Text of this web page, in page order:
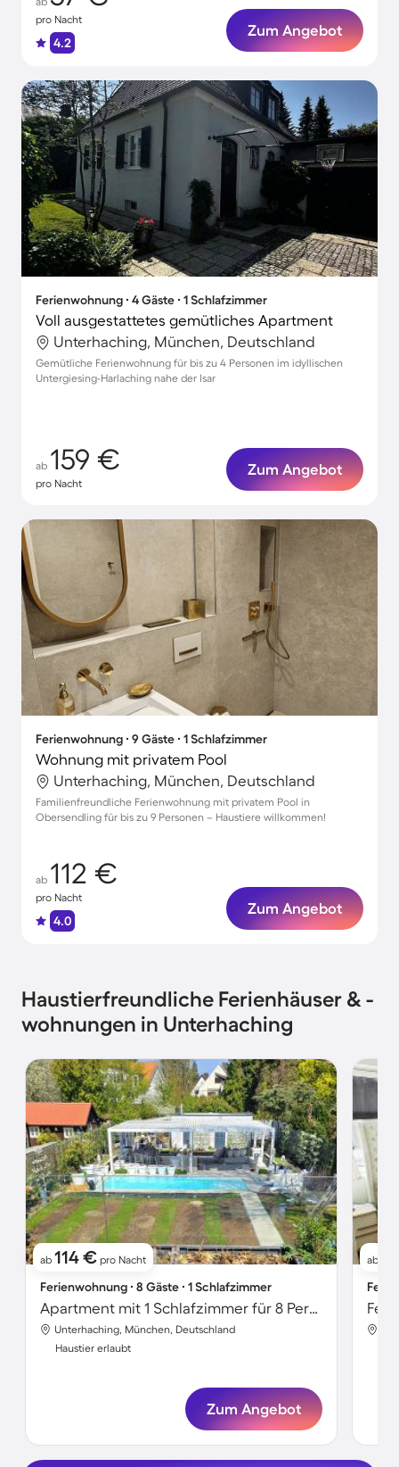
pro Nacht
4.2
Zum Angebot
Ferienwohnung ∙ 4 Gäste ∙ 1 Schlafzimmer
Voll ausgestattetes gemütliches Apartment
Unterhaching, München, Deutschland
Gemütliche Ferienwohnung für bis zu 4 Personen im idyllischen
Untergiesing-Harlaching nahe der Isar
ab 159 €
pro Nacht
Zum Angebot
Ferienwohnung ∙ 9 Gäste ∙ 1 Schlafzimmer
Wohnung mit privatem Pool
Unterhaching, München, Deutschland
Familienfreundliche Ferienwohnung mit privatem Pool in
Obersendling für bis zu 9 Personen – Haustiere willkommen!
ab 112 €
pro Nacht
4.0
Zum Angebot
Haustierfreundliche Ferienhäuser & -
wohnungen in Unterhaching
ab 114 € pro Nacht
Ferienwohnung ∙ 8 Gäste ∙ 1 Schlafzimmer
Apartment mit 1 Schlafzimmer für 8 Personen
Unterhaching, München, Deutschland
Haustier erlaubt
Zum Angebot
ab